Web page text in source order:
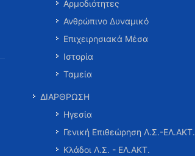
Αρμοδιότητες
Ανθρώπινο Δυναμικό
Επιχειρησιακά Μέσα
Ιστορία
Ταμεία
ΔΙΑΡΘΡΩΣΗ
Ηγεσία
Γενική Επιθεώρηση Λ.Σ.-ΕΛ.ΑΚΤ.
Κλάδοι Λ.Σ. - ΕΛ.ΑΚΤ.